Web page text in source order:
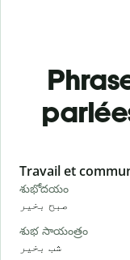
Slide 1 of 6
Travail et
శుభోదయం
صبح بخیر
శుభ సాయంత్రం
شب بخیر